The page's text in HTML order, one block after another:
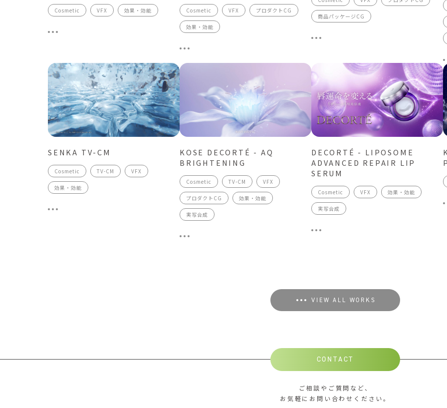
Cosmetic VFX 効果・効能 Cosmetic VFX プロダクトCG
効果・効能
商品パッケージCG
SENKA TV-CM
Cosmetic TV-CM VFX
効果・効能
KOSE DECORTÉ - AQ
BRIGHTENING
Cosmetic TV-CM VFX
プロダクトCG 効果・効能
実写合成
DECORTÉ - LIPOSOME
ADVANCED REPAIR LIP
SERUM
Cosmetic VFX 効果・効能
実写合成
VIEW ALL WORKS
CONTACT
ご相談やご質問など、
お気軽にお問い合わせください。